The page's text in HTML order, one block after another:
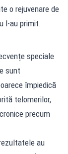
o rejuvenare de
l-au primit.
speciale
sunt
împiedică
telomerilor,
precum
au